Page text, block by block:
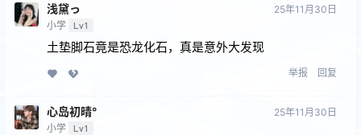
浅黛っ
小学 Lv1
25年11月30日
土垫脚石竟是恐龙化石，真是意外大发现
举报 回复
心岛初晴°
小学 Lv1
25年11月30日